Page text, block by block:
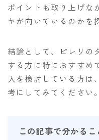
NIDECKER
NITRO
OGASAKA
RICE28
RIDE
ROXY
ポイントも取り上げな
ヤが向いているのかを
結論として、ピレリの
する方に特におすすめ
入を検討している方は
考にしてみてください。
この記事で分かるこ